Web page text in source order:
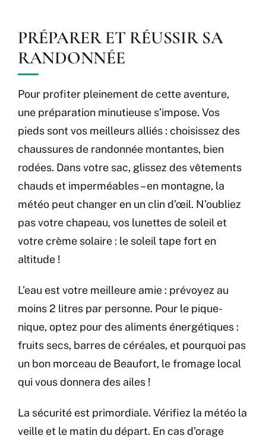
PRÉPARER ET RÉUSSIR SA
RANDONNÉE
Pour profiter pleinement de cette aventure,
une préparation minutieuse s’impose. Vos
pieds sont vos meilleurs alliés : choisissez des
chaussures de randonnée montantes, bien
rodées. Dans votre sac, glissez des vêtements
chauds et imperméables – en montagne, la
météo peut changer en un clin d’œil. N’oubliez
pas votre chapeau, vos lunettes de soleil et
votre crème solaire : le soleil tape fort en
altitude !
L’eau est votre meilleure amie : prévoyez au
moins 2 litres par personne. Pour le pique-
nique, optez pour des aliments énergétiques :
fruits secs, barres de céréales, et pourquoi pas
un bon morceau de Beaufort, le fromage local
qui vous donnera des ailes !
La sécurité est primordiale. Vérifiez la météo la
veille et le matin du départ. En cas d’orage